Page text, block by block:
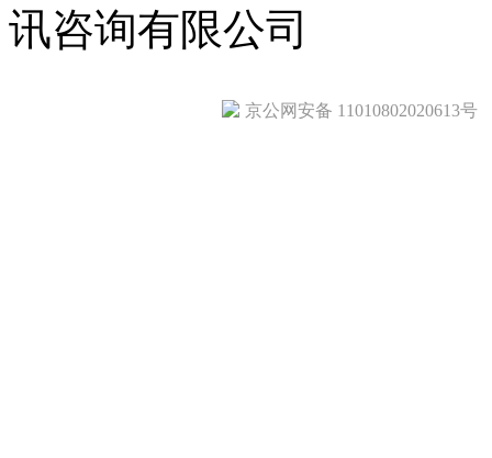
讯咨询有限公司
京公网安备 11010802020613号